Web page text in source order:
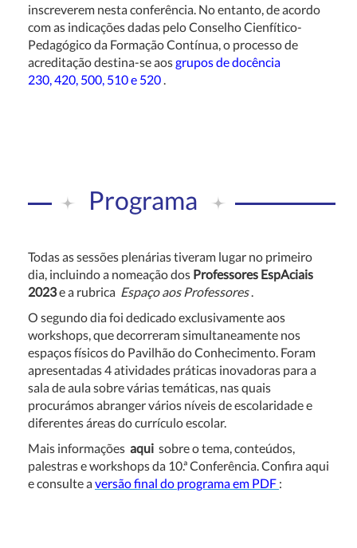
inscreverem nesta conferência. No entanto, de acordo
com as indicações dadas pelo Conselho Cienfítico-
Pedagógico da Formação Contínua, o processo de
acreditação destina-se aosgrupos de docência
230, 420, 500, 510 e 520
Programa
Todas as sessões plenárias tiveram lugar no primeiro
dia, incluindo a nomeação dos Professores EspAciais
2023e a rubrica Espaço aos Professores
O segundo dia foi dedicado exclusivamente aos
workshops, que decorreram simultaneamente nos
espaços físicos do Pavilhão do Conhecimento. Foram
apresentadas 4 atividades práticas inovadoras para a
sala de aula sobre várias temáticas, nas quais
procurámos abranger vários níveis de escolaridade e
diferentes áreas do currículo escolar.
Mais informações aqui sobre o tema, conteúdos,
palestras e workshops da 10.ª Conferência. Confira aqui
e consulte a versão final do programa em PDF :